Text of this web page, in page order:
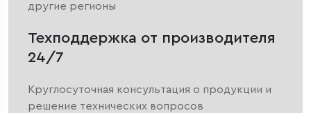
другие регионы
Техподдержка от производителя
24/7
Круглосуточная консультация о продукции и
решение технических вопросов